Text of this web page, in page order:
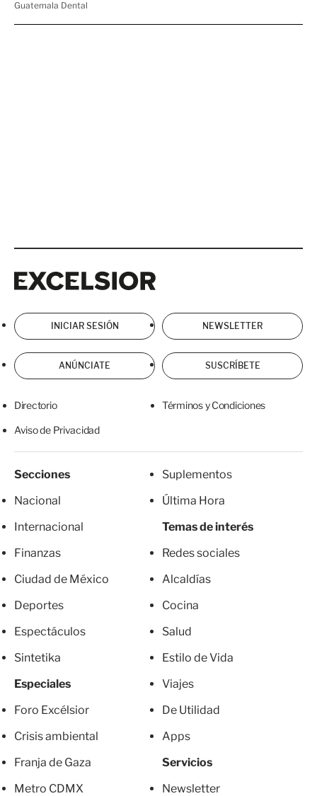
INICIAR SESIÓN NEWSLETTER
ANÚNCIATE SUSCRÍBETE
Directorio Términos y Condiciones
Aviso de Privacidad
Secciones
Nacional
Internacional
Finanzas
Ciudad de México
Deportes
Espectáculos
Sintetika
Especiales
Foro Excélsior
Crisis ambiental
Franja de Gaza
Metro CDMX
Suplementos
Última Hora
Temas de interés
Redes sociales
Alcaldías
Cocina
Salud
Estilo de Vida
Viajes
De Utilidad
Apps
Servicios
Newsletter